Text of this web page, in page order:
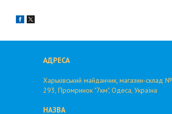
Харьківський майданчик, магазин-склад №
293, Промринок "7км", Одеса, Україна